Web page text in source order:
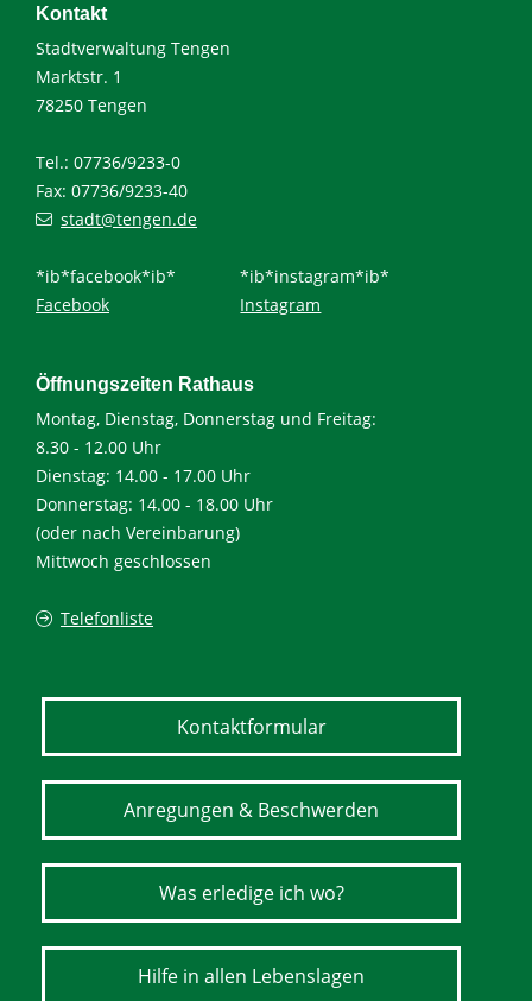
Kontakt
Stadtverwaltung Tengen
Marktstr. 1
78250 Tengen
Tel.: 07736/9233-0
Fax: 07736/9233-40
stadt@tengen.de
*ib*facebook*ib*
Facebook
*ib*instagram*ib*
Instagram
Öffnungszeiten Rathaus
Montag, Dienstag, Donnerstag und Freitag:
8.30 - 12.00 Uhr
Dienstag: 14.00 - 17.00 Uhr
Donnerstag: 14.00 - 18.00 Uhr
(oder nach Vereinbarung)
Mittwoch geschlossen
Telefonliste
Kontaktformular
Anregungen & Beschwerden
Was erledige ich wo?
Hilfe in allen Lebenslagen